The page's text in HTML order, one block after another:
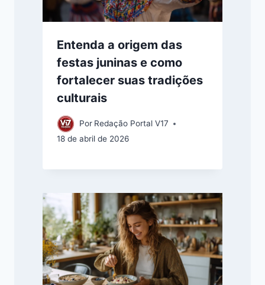
Entenda a origem das
festas juninas e como
fortalecer suas tradições
culturais
Por Redação Portal V17
18 de abril de 2026